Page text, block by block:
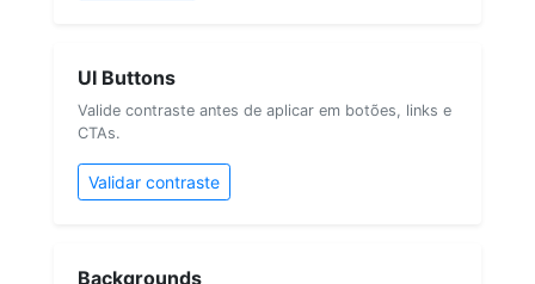
UI Buttons
Valide contraste antes de aplicar em botões, links e
CTAs.
Validar contraste
Backgrounds